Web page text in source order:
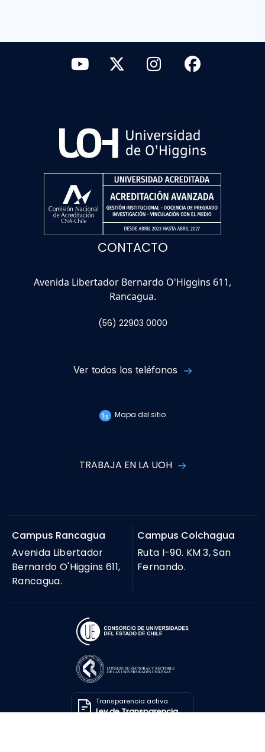
CONTACTO
Avenida Libertador Bernardo O'Higgins 611,
Rancagua.
(56) 22903 0000
Ver todos los teléfonos
Mapa del sitio
TRABAJA EN LA UOH
Campus Rancagua
Avenida Libertador
Bernardo O'Higgins 611,
Rancagua.
Campus Colchagua
Ruta I-90. KM 3, San
Fernando.
Transparencia activa
Ley de Transparencia